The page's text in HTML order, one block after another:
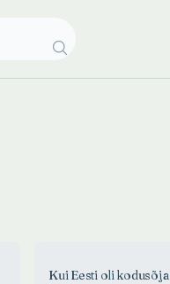
Kui Eesti oli kodusõja